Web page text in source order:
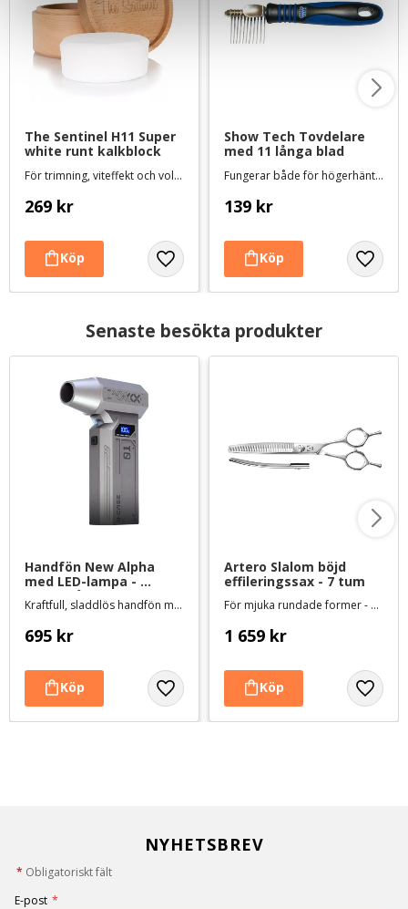
The Sentinel H11 Super
white runt kalkblock
För trimning, viteffekt och volym
269 kr
Show Tech Tovdelare
med 11 långa blad
Fungerar både för högerhänta och vänsterhänta
139 kr
Senaste besökta produkter
Handfön New Alpha
med LED-lampa -
silvergrå
Kraftfull, sladdlös handfön med fyra hastigheter och LED-belysning
695 kr
Artero Slalom böjd
effileringssax - 7 tum
För mjuka rundade former - 48 tänder
1 659 kr
NYHETSBREV
* Obligatoriskt fält
E-post *